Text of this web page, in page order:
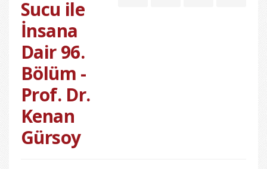
Sucu ile
İnsana
Dair 96.
Bölüm -
Prof. Dr.
Kenan
Gürsoy